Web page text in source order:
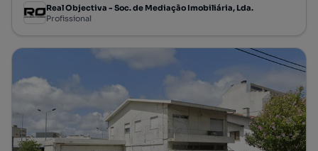
Real Objectiva - Soc. de Mediação Imobiliária, Lda.
Profissional